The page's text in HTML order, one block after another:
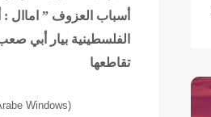
أسباب العزوف ” اماال
الفلسطينيةبيار أبي
تقاطعها
Windows(